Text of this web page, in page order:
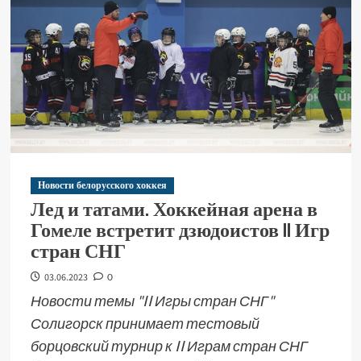
Новости белорусского хоккея
Лед и татами. Хоккейная арена в
Гомеле встретит дзюдоистов II Игр
стран СНГ
03.06.2023 0
Новости темы "II Игры стран СНГ"
Солигорск принимает тестовый
борцовский турнир к II Играм стран СНГ